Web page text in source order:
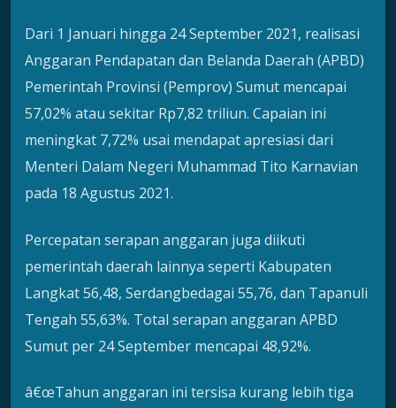
Dari 1 Januari hingga 24 September 2021, realisasi
Anggaran Pendapatan dan Belanda Daerah (APBD)
Pemerintah Provinsi (Pemprov) Sumut mencapai
57,02% atau sekitar Rp7,82 triliun. Capaian ini
meningkat 7,72% usai mendapat apresiasi dari
Menteri Dalam Negeri Muhammad Tito Karnavian
pada 18 Agustus 2021.
Percepatan serapan anggaran juga diikuti
pemerintah daerah lainnya seperti Kabupaten
Langkat 56,48, Serdangbedagai 55,76, dan Tapanuli
Tengah 55,63%. Total serapan anggaran APBD
Sumut per 24 September mencapai 48,92%.
â€œTahun anggaran ini tersisa kurang lebih tiga